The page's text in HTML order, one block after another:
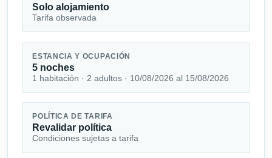
Solo alojamiento
Tarifa observada
ESTANCIA Y OCUPACIÓN
5 noches
1 habitación · 2 adultos · 10/08/2026 al 15/08/2026
POLÍTICA DE TARIFA
Revalidar política
Condiciones sujetas a tarifa